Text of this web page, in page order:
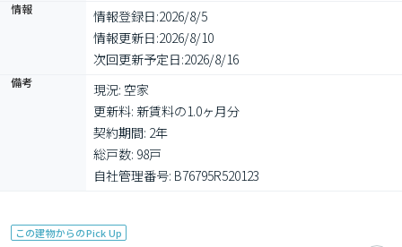
情報 情報登録日:2026/8/5
情報更新日:2026/8/10
次回更新予定日:2026/8/16
備考
現況: 空家
更新料: 新賃料の1.0ヶ月分
契約期間: 2年
総戸数: 98戸
自社管理番号: B76795R520123
この建物からのPick Up